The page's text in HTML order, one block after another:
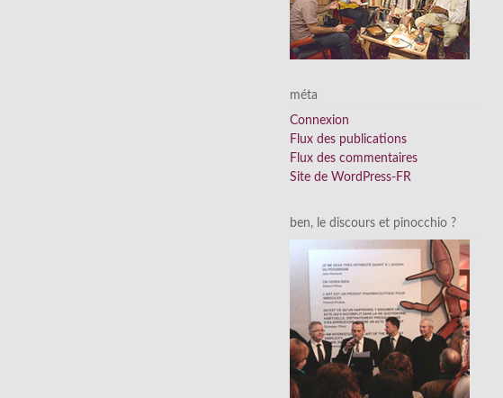
méta
Connexion
Flux des publications
Flux des commentaires
Site de WordPress-FR
ben, le discours et pinocchio ?